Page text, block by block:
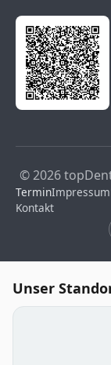
© 2026
TerminImpressum
Kontakt
Unser